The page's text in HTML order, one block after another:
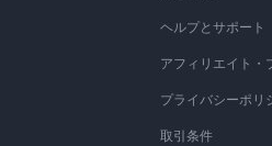
ヘルプとサポート
アフィリエイト・
プライバシーポリ
取引条件